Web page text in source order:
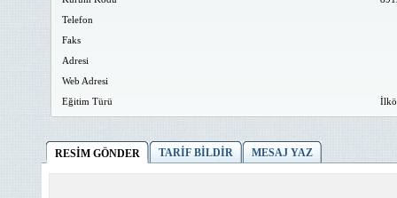
Telefon
Faks
Adresi
Web Adresi
Eğitim Türü
RESİM GÖNDER TARİF BİLDİR MESAJ YAZ